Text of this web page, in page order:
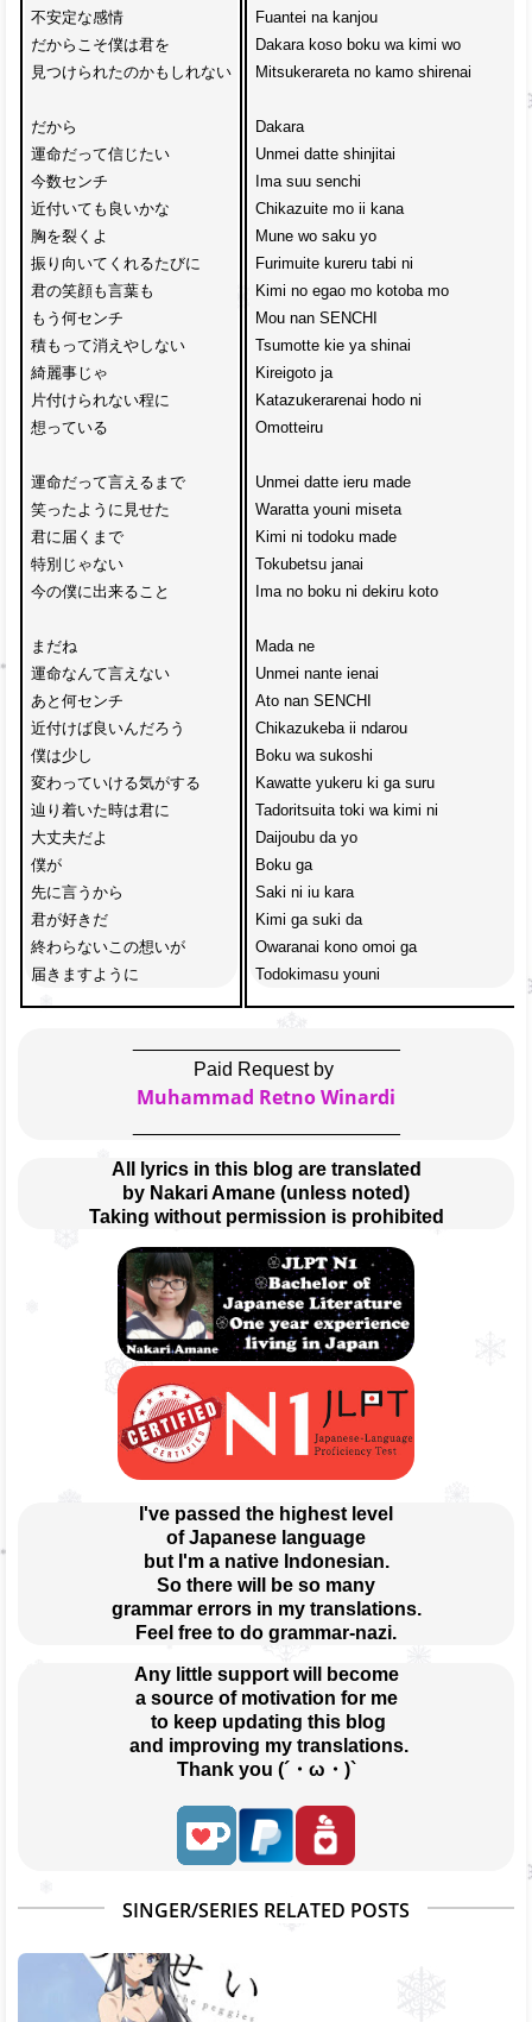
不安定な感情
だからこそ僕は君を
見つけられたのかもしれない
だから
運命だって信じたい
今数センチ
近付いても良いかな
胸を裂くよ
振り向いてくれるたびに
君の笑顔も言葉も
もう何センチ
積もって消えやしない
綺麗事じゃ
片付けられない程に
想っている
運命だって言えるまで
笑ったように見せた
君に届くまで
特別じゃない
今の僕に出来ること
まだね
運命なんて言えない
あと何センチ
近付けば良いんだろう
僕は少し
変わっていける気がする
辿り着いた時は君に
大丈夫だよ
僕が
先に言うから
君が好きだ
終わらないこの想いが
届きますように
Fuantei na kanjou
Dakara koso boku wa kimi wo
Mitsukerareta no kamo shirenai
Dakara
Unmei datte shinjitai
Ima suu senchi
Chikazuite mo ii kana
Mune wo saku yo
Furimuite kureru tabi ni
Kimi no egao mo kotoba mo
Mou nan SENCHI
Tsumotte kie ya shinai
Kireigoto ja
Katazukerarenai hodo ni
Omotteiru
Unmei datte ieru made
Waratta youni miseta
Kimi ni todoku made
Tokubetsu janai
Ima no boku ni dekiru koto
Mada ne
Unmei nante ienai
Ato nan SENCHI
Chikazukeba ii ndarou
Boku wa sukoshi
Kawatte yukeru ki ga suru
Tadoritsuita toki wa kimi ni
Daijoubu da yo
Boku ga
Saki ni iu kara
Kimi ga suki da
Owaranai kono omoi ga
Todokimasu youni
Paid Request by
Muhammad Retno Winardi
All lyrics in this blog are translated
by Nakari Amane (unless noted)
Taking without permission is prohibited
I've passed the highest level
of Japanese language
but I'm a native Indonesian.
So there will be so many
grammar errors in my translations.
Feel free to do grammar-nazi.
Any little support will become
a source of motivation for me
to keep updating this blog
and improving my translations.
Thank you (´・ω・)`
SINGER/SERIES RELATED POSTS